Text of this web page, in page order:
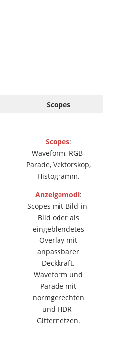
Scopes
Scopes:
Waveform, RGB-
Parade, Vektorskop,
Histogramm.
Anzeigemodi:
Scopes mit Bild-in-
Bild oder als
eingeblendetes
Overlay mit
anpassbarer
Deckkraft.
Waveform und
Parade mit
normgerechten
und HDR-
Gitternetzen.